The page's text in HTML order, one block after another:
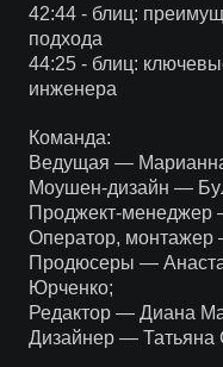
42:44 - блиц:
подхода
44:25 - блиц:
инженера
Команда:
Ведущая —
Моушен-дизайн —
Проджект-менеджер
Оператор,
Продюсеры —
Юрченко;
Редактор — Диана
Дизайнер — Татьяна